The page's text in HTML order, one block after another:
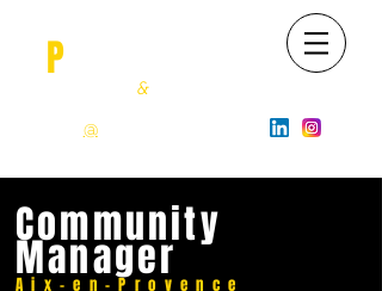
P
&
@opossum-job.com
Community
Manager
Aix-en-Provence